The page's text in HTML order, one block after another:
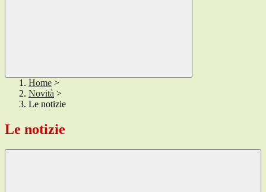
Home >
Novità >
Le notizie
Le notizie